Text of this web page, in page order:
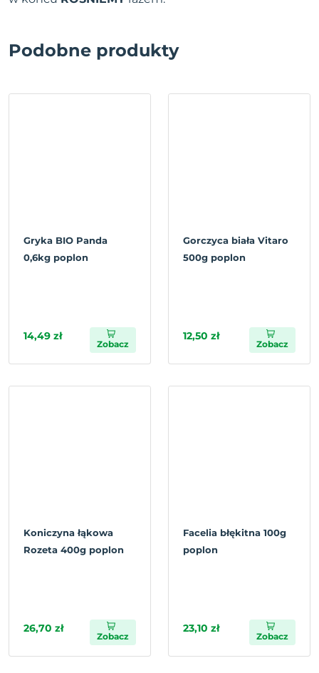
Podobne produkty
Gryka BIO Panda
0,6kg poplon
14,49 zł
Zobacz
Gorczyca biała Vitaro
500g poplon
12,50 zł
Zobacz
Koniczyna łąkowa
Rozeta 400g poplon
26,70 zł
Zobacz
Facelia błękitna 100g
poplon
23,10 zł
Zobacz